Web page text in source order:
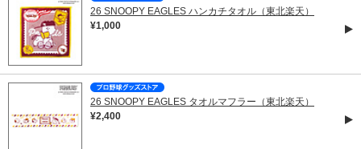
26 SNOOPY EAGLES ハンカチタオル（東北楽天）
¥1,000
26 SNOOPY EAGLES タオルマフラー（東北楽天）
¥2,400